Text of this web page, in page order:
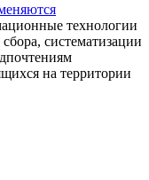
технологии
систематизации
на территории